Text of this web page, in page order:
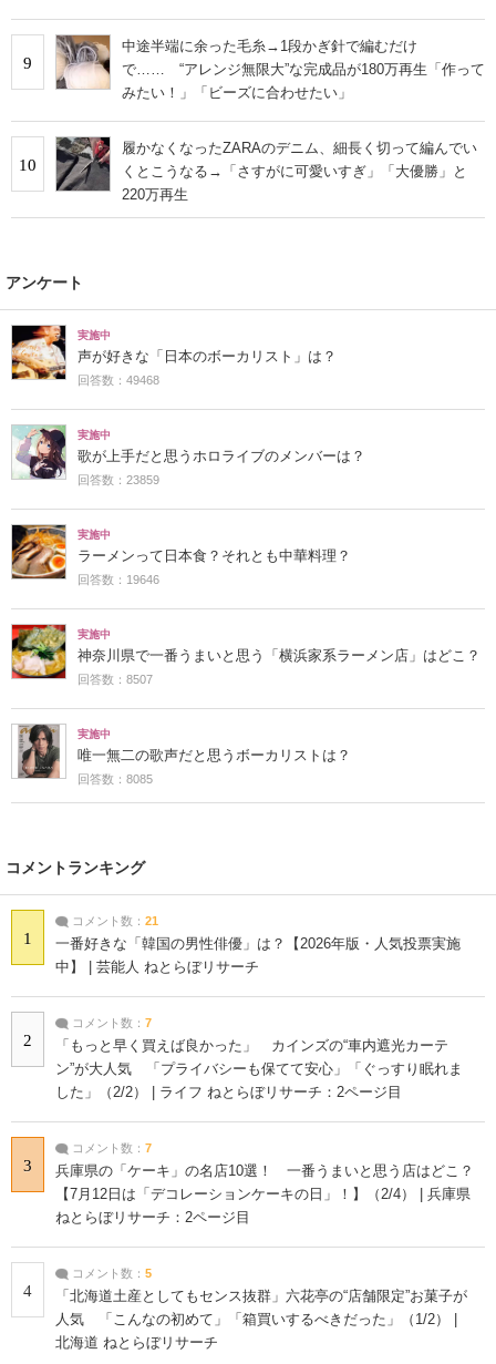
9
中途半端に余った毛糸→1段かぎ針で編むだけ
で…… “アレンジ無限大”な完成品が180万再生「作って
みたい！」「ビーズに合わせたい」
10
履かなくなったZARAのデニム、細長く切って編んでい
くとこうなる→「さすがに可愛いすぎ」「大優勝」と
220万再生
アンケート
実施中
声が好きな「日本のボーカリスト」は？
回答数：49468
実施中
歌が上手だと思うホロライブのメンバーは？
回答数：23859
実施中
ラーメンって日本食？それとも中華料理？
回答数：19646
実施中
神奈川県で一番うまいと思う「横浜家系ラーメン店」はどこ？
回答数：8507
実施中
唯一無二の歌声だと思うボーカリストは？
回答数：8085
コメントランキング
1
コメント数： 21
一番好きな「韓国の男性俳優」は？【2026年版・人気投票実施
中】 | 芸能人 ねとらぼリサーチ
2
コメント数： 7
「もっと早く買えば良かった」 カインズの“車内遮光カーテ
ン”が大人気 「プライバシーも保てて安心」「ぐっすり眠れま
した」（2/2） | ライフ ねとらぼリサーチ：2ページ目
3
コメント数： 7
兵庫県の「ケーキ」の名店10選！ 一番うまいと思う店はどこ？
【7月12日は「デコレーションケーキの日」！】（2/4） | 兵庫県
ねとらぼリサーチ：2ページ目
4
コメント数： 5
「北海道土産としてもセンス抜群」六花亭の“店舗限定”お菓子が
人気 「こんなの初めて」「箱買いするべきだった」（1/2） |
北海道 ねとらぼリサーチ